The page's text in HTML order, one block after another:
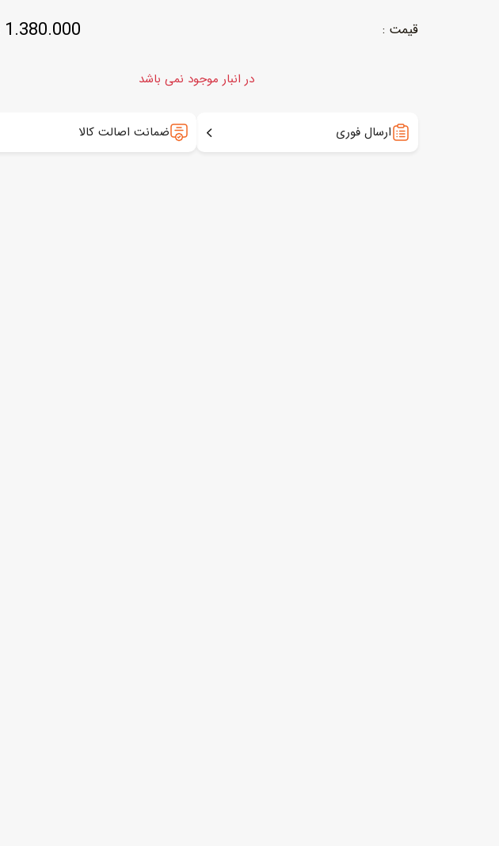
1.380.000
در انبار موجود نمی باشد
ارسال فوری ضمانت اصالت کالا